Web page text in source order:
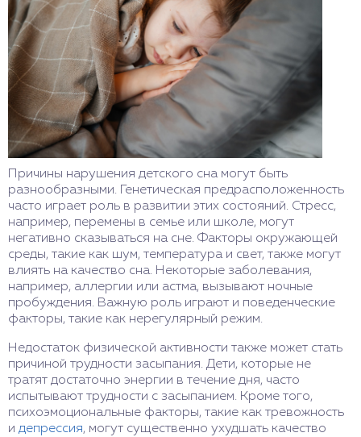
Причины нарушения детского сна могут быть
разнообразными. Генетическая предрасположенность
часто играет роль в развитии этих состояний. Стресс,
например, перемены в семье или школе, могут
негативно сказываться на сне. Факторы окружающей
среды, такие как шум, температура и свет, также могут
влиять на качество сна. Некоторые заболевания,
например, аллергии или астма, вызывают ночные
пробуждения. Важную роль играют и поведенческие
факторы, такие как нерегулярный режим.
Недостаток физической активности также может стать
причиной трудности засыпания. Дети, которые не
тратят достаточно энергии в течение дня, часто
испытывают трудности с засыпанием. Кроме того,
психоэмоциональные факторы, такие как тревожность
и депрессия, могут существенно ухудшать качество